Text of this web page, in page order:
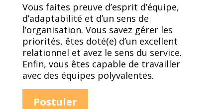
Vous faites preuve d’esprit d’équipe,
d’adaptabilité et d’un sens de
l’organisation. Vous savez gérer les
priorités, êtes doté(e) d’un excellent
relationnel et avez le sens du service.
Enfin, vous êtes capable de travailler
avec des équipes polyvalentes.
Postuler